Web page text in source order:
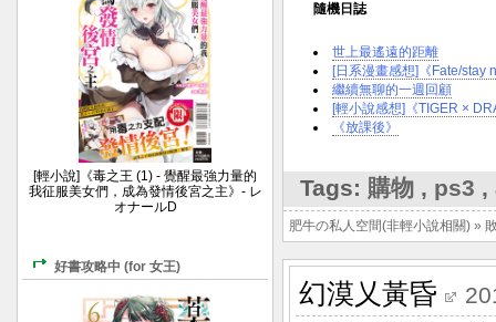
隨機日誌
世上最遙遠的距離
[日系漫畫感想]《Fate/stay
繼續無聊的一週回顧
[輕小說感想]《TIGER ×
《放課後》
Tags: 購物 , ps3 ,
肥牛の私人空間(非輕小說相關) »
幻漠乂黃昏
[輕小說]《毒之王 (1) - 覺醒最強力量的
我征服美女們，成為發情後宮之主》- レ
オナールD
好書攻略中 (for 女王)